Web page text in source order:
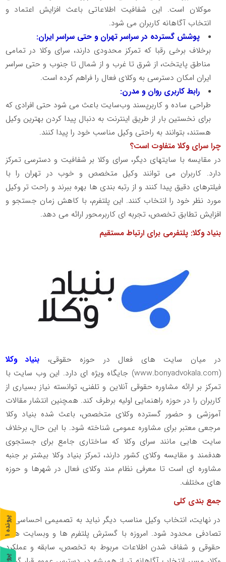
موکلان است. این شفافیت اطلاعاتی باعث افزایش اعتماد و
انتخاب آگاهانه کاربران می شود.
پوشش گسترده در سراسر تهران و حتی سراسر ایران:
برخلاف برخی رقبا که تمرکز محدودی دارند، سرای وکلا در تمامی
مناطق پایتخت، از شرق تا غرب و از شمال تا جنوب و حتی سراسر
ایران امکان دسترسی به وکلای فعال را فراهم کرده است.
رابط کاربری روان و مدرن:
طراحی ساده و کاربرپسند وب‌سایت باعث می شود حتی افرادی که
برای نخستین‌ بار از طریق اینترنت به دنبال پیدا کردن بهترین وکیل
هستند، بتوانند به راحتی وکیل مناسب خود را پیدا کنند.
چرا سرای وکلا متفاوت است؟
در مقایسه با سایتهای دیگر، سرای وکلا بر شفافیت و دسترسی تمرکز
دارد. کاربران می توانند وکیل متخصص و خوب در تهران را با
فیلترهای دقیق پیدا کنند و از رتبه بندی ها بهره ببرند و راحت تر وکیل
مورد نظر خود را انتخاب کنند. این پلتفرم، با کاهش زمان جستجو و
افزایش تطابق تخصص، تجربه ای کاربرمحور ارائه می دهد.
بنیاد وکلا: پلتفرمی برای ارتباط مستقیم
در میان سایت های فعال در حوزه حقوقی،
بنیاد وکلا
(
www.bonyadvokala.com) جایگاه ویژه ای دارد. این وب سایت با
تمرکز بر ارائه مشاوره حقوقی آنلاین و تلفنی، توانسته نیاز بسیاری از
کاربران را در حوزه راهنمایی اولیه برطرف کند. همچنین انتشار مقالات
آموزشی و حضور گسترده وکلای متخصص، باعث شده بنیاد وکلا
مرجعی معتبر برای مشاوره عمومی شناخته شود. با این حال، برخلاف
سایت هایی مانند سرای وکلا که ساختاری جامع برای جستجوی
هدفمند و مقایسه وکلای کشور دارند، تمرکز بنیاد وکلا بیشتر بر جنبه
مشاوره ای است تا معرفی نظام مند وکلای فعال در شهرها و حوزه
های مختلف.
جمع بندی کلی
در نهایت، انتخاب وکیل مناسب دیگر نباید به تصمیمی احساسی یا
تصادفی محدود شود. امروزه با گسترش پلتفرم ها و وبسایت های
حقوقی و شفاف شدن اطلاعات مربوط به تخصص، سابقه و عملکرد
پ
ر
و
ن
د
ه
1